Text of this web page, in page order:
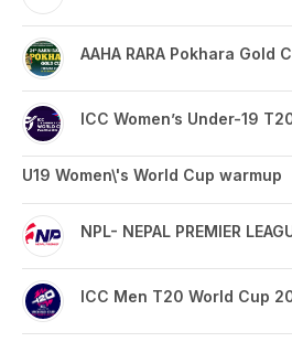
AAHA RARA Pokhara Gold
ICC Women’s Under-19
U19 Women\'s World Cup warmup
NPL- NEPAL PREMIER
ICC Men T20 World Cup